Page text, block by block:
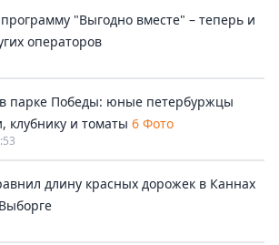
"Выгодно вместе" – теперь и
операторов
парке Победы: юные петербуржцы
клубнику и томаты 6 Фото
длину красных дорожек в Каннах